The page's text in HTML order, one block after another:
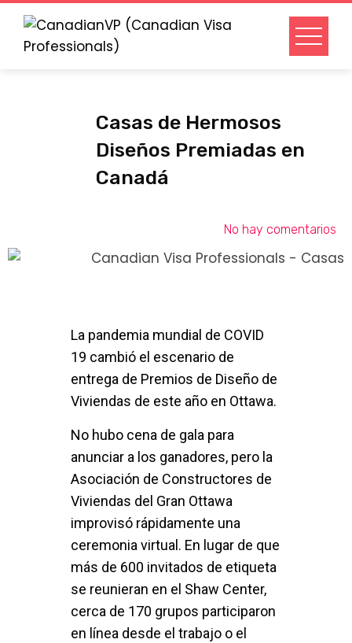
Casas de Hermosos
Diseños Premiadas en
Canadá
No hay comentarios
La pandemia mundial de COVID
19 cambió el escenario de
entrega de Premios de Diseño de
Viviendas de este año en Ottawa.
No hubo cena de gala para
anunciar a los ganadores, pero la
Asociación de Constructores de
Viviendas del Gran Ottawa
improvisó rápidamente una
ceremonia virtual. En lugar de que
más de 600 invitados de etiqueta
se reunieran en el Shaw Center,
cerca de 170 grupos participaron
en línea desde el trabajo o el